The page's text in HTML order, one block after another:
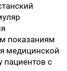
показаниям
медицинской
пациентов с